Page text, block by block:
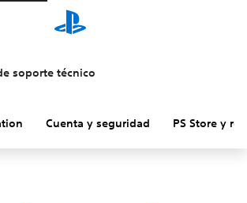
soporte técnico
Cuenta y seguridad PS Store y